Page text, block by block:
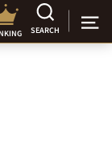
SEARCH